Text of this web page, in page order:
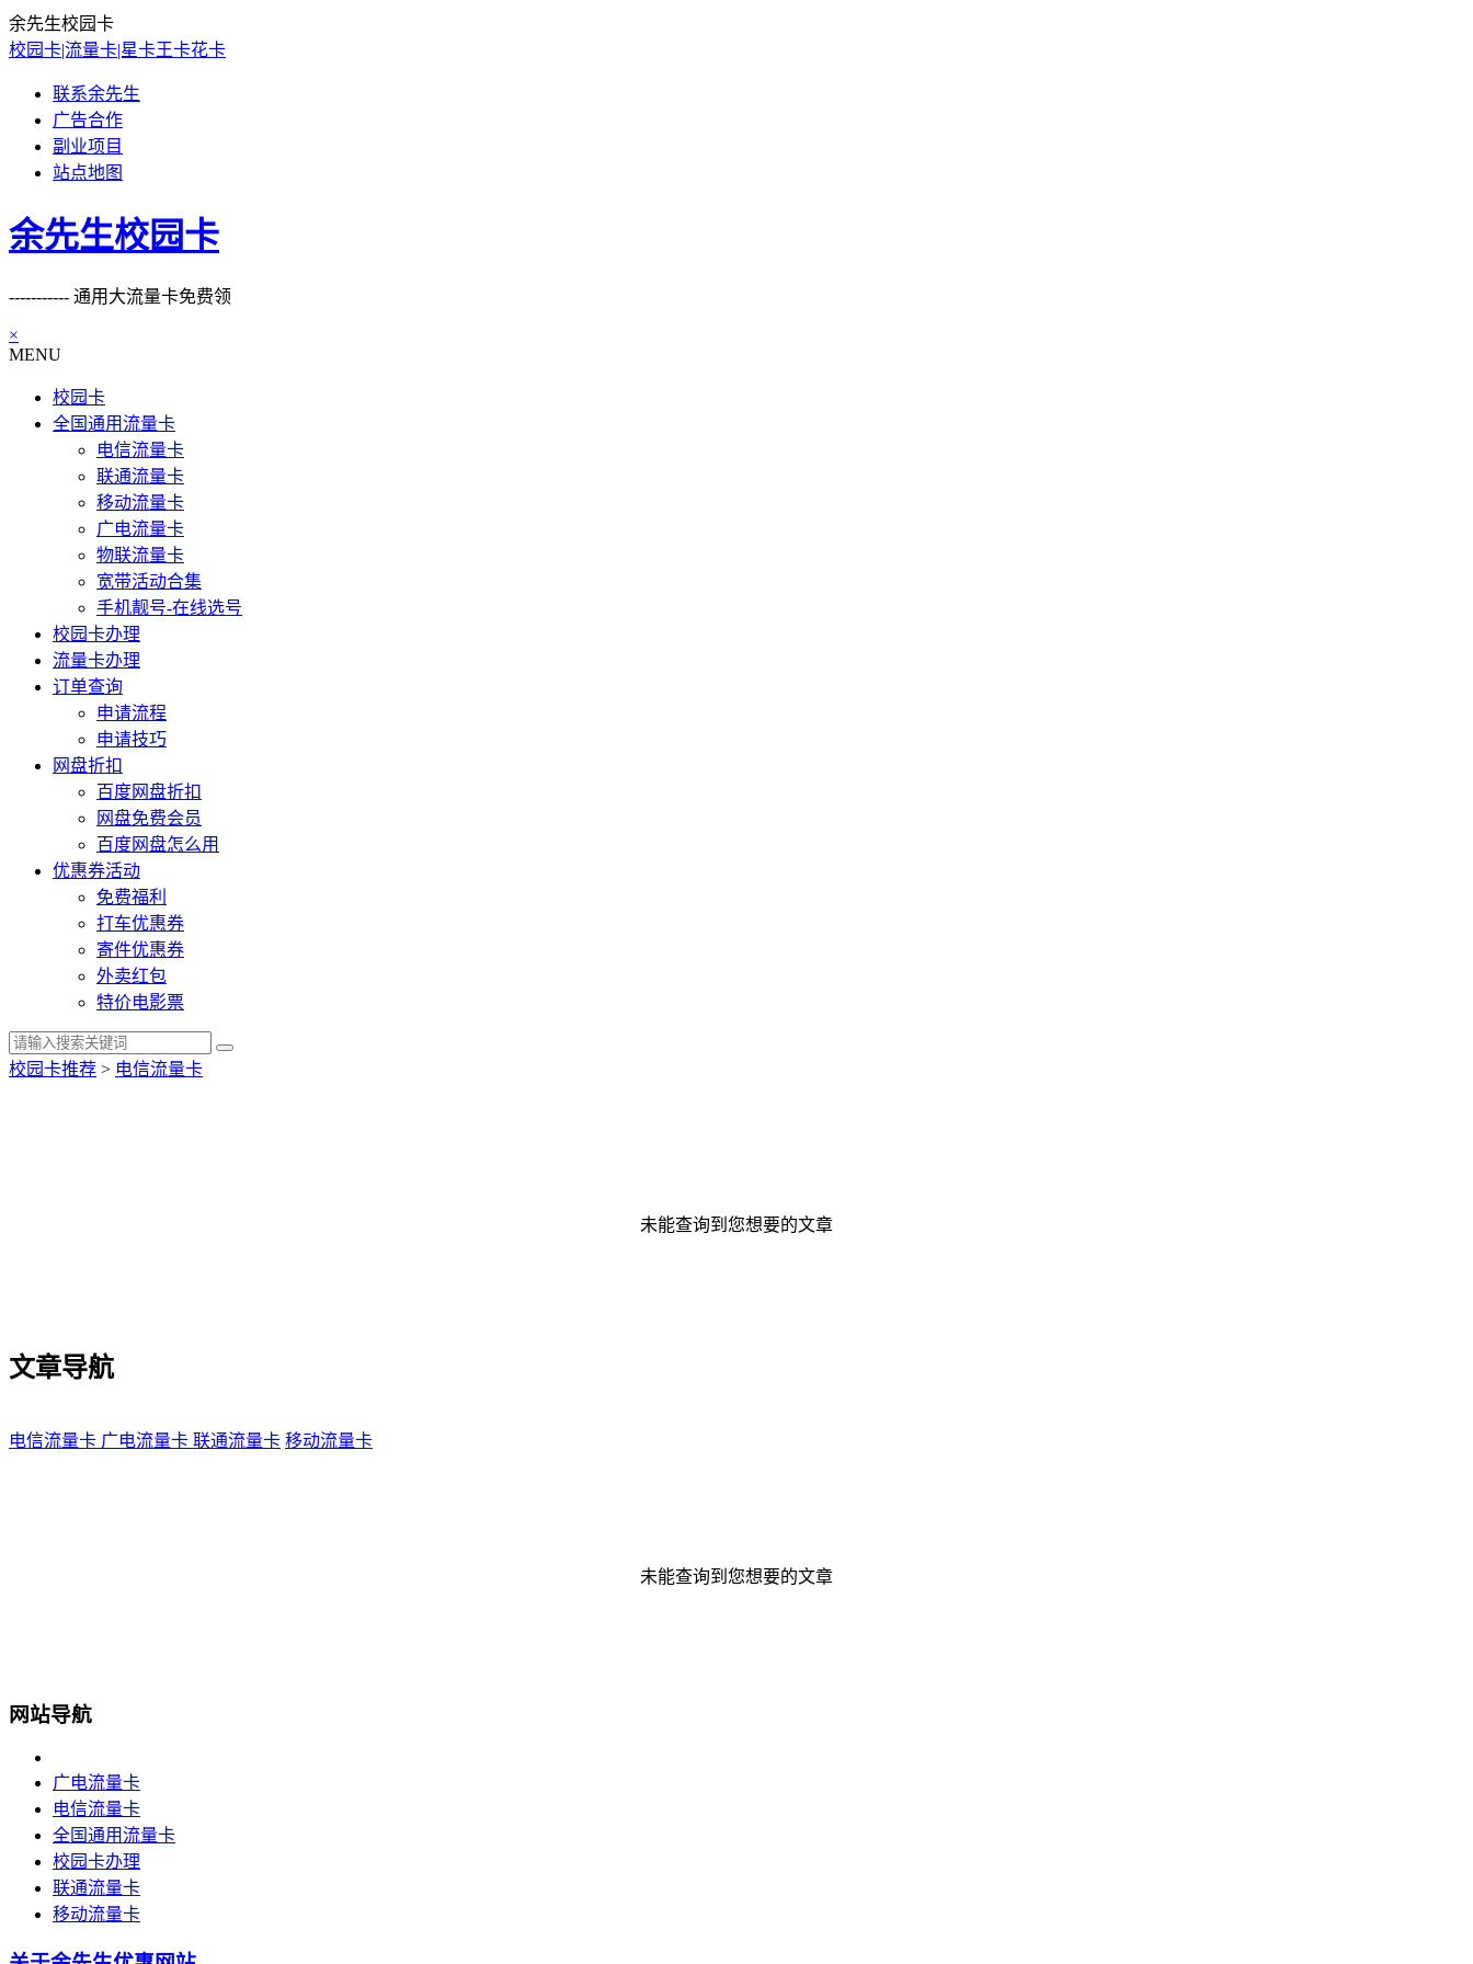
余先生校园卡
校园卡|流量卡|星卡王卡花卡
联系余先生
广告合作
副业项目
站点地图
余先生校园卡
----------- 通用大流量卡免费领
×
MENU
校园卡
全国通用流量卡
电信流量卡
联通流量卡
移动流量卡
广电流量卡
物联流量卡
宽带活动合集
手机靓号-在线选号
校园卡办理
流量卡办理
订单查询
申请流程
申请技巧
网盘折扣
百度网盘折扣
网盘免费会员
百度网盘怎么用
优惠券活动
免费福利
打车优惠券
寄件优惠券
外卖红包
特价电影票
校园卡推荐 > 电信流量卡
未能查询到您想要的文章
文章导航
电信流量卡 广电流量卡 联通流量卡 移动流量卡
未能查询到您想要的文章
网站导航
广电流量卡
电信流量卡
全国通用流量卡
校园卡办理
联通流量卡
移动流量卡